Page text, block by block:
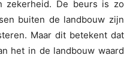
zekerheid. De beurs is zo
buiten de landbouw zijn
Maar dit betekent dat
het in de landbouw waard